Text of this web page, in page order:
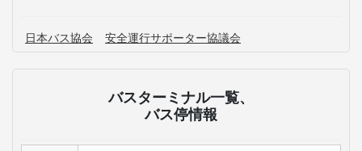
日本バス協会 安全運行サポーター協議会
バスターミナル一覧、
バス停情報